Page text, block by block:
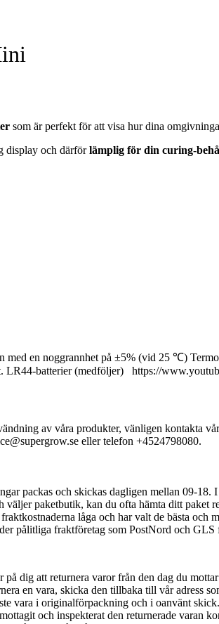
som är perfekt för att visa hur dina
display och därförlämplig för din curing-
med en noggrannhet på ±5% (vid 25 ℃)
LR44-batterier (medföljer) https://
av våra produkter, vänligen kontakta
eller telefon +4524798080.
packas och skickas dagligen mellan 09-18.
väljer paketbutik, kan du ofta hämta ditt paket
låga och har valt de bästa och
pålitliga fraktföretag som PostNord och GLS
på dig att returnera varor från den dag du
en vara, skicka den tillbaka till vår adress
vara i originalförpackning och i oanvänt skick.
och inspekterat den returnerade varan